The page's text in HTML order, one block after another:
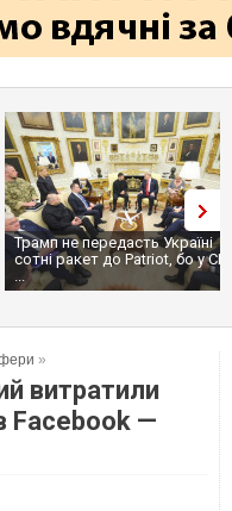
Трамп не передасть Україні
сотні ракет до Patriot, бо у США
»
витратили
Facebook —